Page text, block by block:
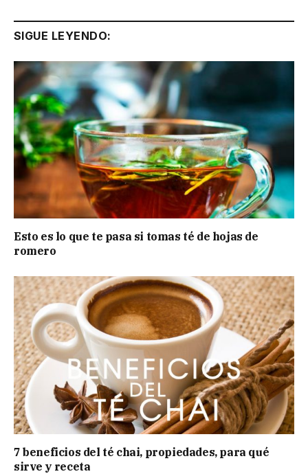
SIGUE LEYENDO:
Esto es lo que te pasa si tomas té de hojas de
romero
7 beneficios del té chai, propiedades, para qué
sirve y receta